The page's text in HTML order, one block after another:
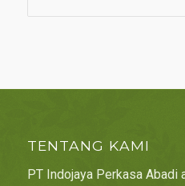
TENTANG KAMI
PT Indojaya Perkasa Abadi